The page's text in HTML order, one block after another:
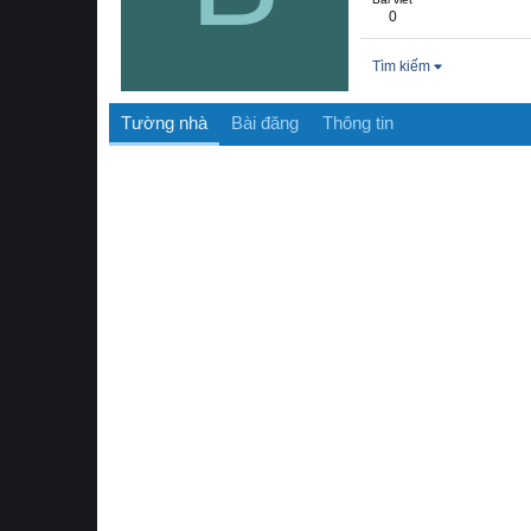
0
Tìm kiếm
Tường nhà Bài đăng Thông tin